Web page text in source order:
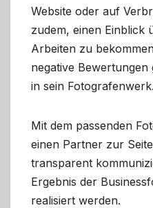
Website oder auf
zudem, einen Einblick
Arbeiten zu
negative
in sein Fotografenwerk.
Mit dem passenden
einen Partner zur
transparent
Ergebnis der
realisiert werden.